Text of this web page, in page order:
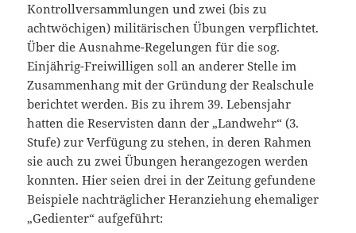
Kontrollversammlungen und zwei (bis zu
achtwöchigen) militärischen Übungen verpflichtet.
Über die Ausnahme-Regelungen für die sog.
Einjährig-Freiwilligen soll an anderer Stelle im
Zusammenhang mit der Gründung der Realschule
berichtet werden. Bis zu ihrem 39. Lebensjahr
hatten die Reservisten dann der „Landwehr“ (3.
Stufe) zur Verfügung zu stehen, in deren Rahmen
sie auch zu zwei Übungen herangezogen werden
konnten. Hier seien drei in der Zeitung gefundene
Beispiele nachträglicher Heranziehung ehemaliger
„Gedienter“ aufgeführt: